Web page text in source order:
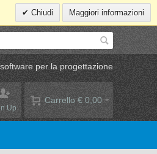
Chiudi Maggiori informazioni
per la progettazione
Carrello € 0,00
Up